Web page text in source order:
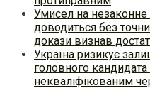
Умисел на
доводиться без
докази визнав
Україна ризикує
головного
некваліфікованим